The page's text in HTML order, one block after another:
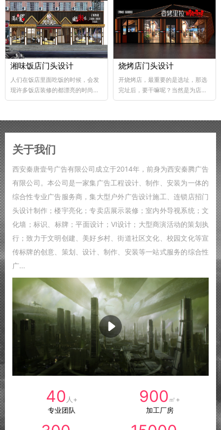
湘味饭店门头设计
人们在饭店里面吃饭的时候，会发
现许多饭店装修的都漂亮的时尚，
好的饭店装修，也能够...
烧烤店门头设计
开烧烤店，最重要的是选址，那选
完址后，要干嘛呢？当然是为店铺
装修了，要知道烧烤店的装修...
关于我们
西安秦唐壹号广告有限公司成立于2014年，前身为西安秦腾广告
有限公司。本公司是一家集广告工程设计、制作、安装为一体的
综合性专业广告服务商，集大型户外广告设计施工、连锁店招门
头设计制作；楼宇亮化；专卖店展示装修；室内外导视系统；文
化墙；标识、标牌；平面设计；VI设计；大型商演活动的策划执
行；致力于文明创建、美好乡村、街道社区文化、校园文化等宣
传标牌的创意、策划、设计、制作、安装等一站式服务的综合性
广...
40 人+
专业团队
900 ㎡+
加工厂房